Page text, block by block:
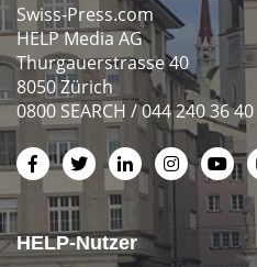
Swiss-Press.com
HELP Media AG
Thurgauerstrasse 40
8050 Zürich
0800 SEARCH / 044 240 36 40
HELP-Nutzer